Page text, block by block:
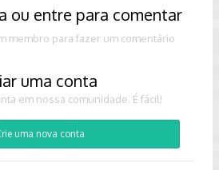
ou entre para comentar
membro para fazer um comentário
uma conta
em nossa comunidade. É fácil!
uma nova conta